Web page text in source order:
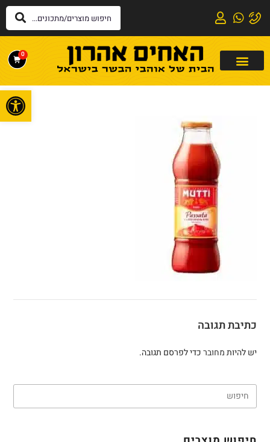
0
כתיבת תגובה
יש להיותמחוברכדי לפרסם תגובה.